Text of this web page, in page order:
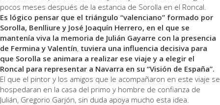
pocos meses después de la estancia de Sorolla en el Roncal.
Es lógico pensar que el triángulo “valenciano” formado por
Sorolla, Benlliure y José Joaquín Herrero, en el que se
mantenía viva la memoria de Julián Gayarre con la presencia
de Fermina y Valentín, tuviera una influencia decisiva para
que Sorolla se animara a realizar ese viaje y a elegir el
Roncal para representar a Navarra en su “Visión de España”.
El que el pintor y los amigos que le acompañaron en este viaje se
hospedaran en la casa del primo y hombre de confianza de
Julián, Gregorio Garjón, sin duda apoya mucho esta idea.